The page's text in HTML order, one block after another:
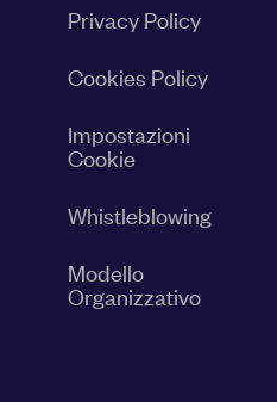
Privacy Policy
Cookies Policy
Impostazioni
Cookie
Whistleblowing
Modello
Organizzativo